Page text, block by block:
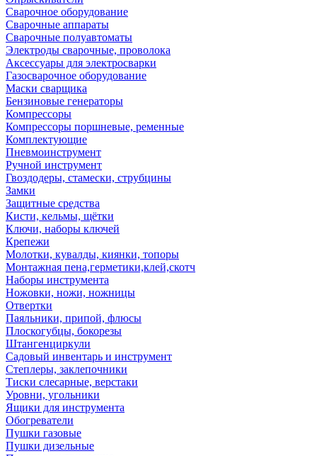
Сварочное оборудование
Сварочные аппараты
Сварочные полуавтоматы
Электроды сварочные, проволока
Аксессуары для электросварки
Газосварочное оборудование
Маски сварщика
Бензиновые генераторы
Компрессоры
Компрессоры поршневые, ременные
Комплектующие
Пневмоинструмент
Ручной инструмент
Гвоздодеры, стамески, струбцины
Замки
Защитные средства
Кисти, кельмы, щётки
Ключи, наборы ключей
Крепежи
Молотки, кувалды, киянки, топоры
Монтажная пена,герметики,клей,скотч
Наборы инструмента
Ножовки, ножи, ножницы
Отвертки
Паяльники, припой, флюсы
Плоскогубцы, бокорезы
Штангенциркули
Садовый инвентарь и инструмент
Степлеры, заклепочники
Тиски слесарные, верстаки
Уровни, угольники
Ящики для инструмента
Обогреватели
Пушки газовые
Пушки дизельные